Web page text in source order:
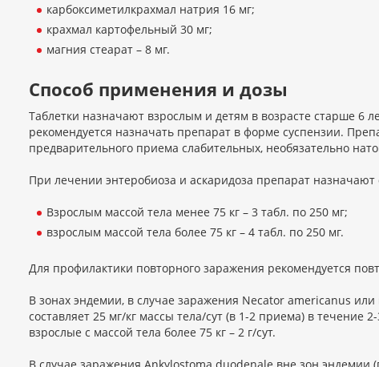
карбоксиметилкрахмал натрия 16 мг;
крахмал картофельный 30 мг;
магния стеарат – 8 мг.
Способ применения и дозы
Таблетки назначают взрослым и детям в возрасте старше 6
рекомендуется назначать препарат в форме суспензии.
предварительного приема слабительных, необязательно
При лечении энтеробиоза и аскаридоза препарат назначают
Взрослым массой тела менее 75 кг – 3 табл. по 250 мг;
взрослым массой тела более 75 кг – 4 табл. по 250 мг.
Для профилактики повторного заражения рекомендуется
В зонах эндемии, в случае заражения Necator americanus
составляет 25 мг/кг массы тела/сут (в 1-2 приема) в течение
взрослые с массой тела более 75 кг – 2 г/сут.